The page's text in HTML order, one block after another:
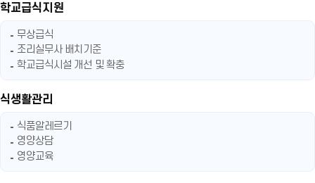
학교급식지원
무상급식
조리실무사 배치기준
학교급식시설 개선 및 확충
식생활관리
식품알레르기
영양상담
영양교육